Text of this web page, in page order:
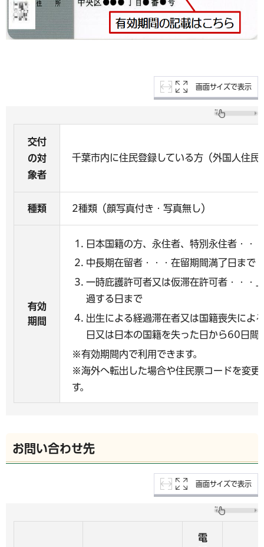
画面サイズで表示
交付
の対
象者
千葉市内に住民登録している方（外国人住民
種類 2種類（顔写真付き・写真無し）
有効
期間
日本国籍の方、永住者、特別永住者・・
中長期在留者・・・在留期間満了日まで
一時庇護許可者又は仮滞在許可者・・・
過する日まで
出生による経過滞在者又は国籍喪失によ
日又は日本の国籍を失った日から60日間
※有効期間内で利用できます。
※海外へ転出した場合や住民票コードを変更
す。
お問い合わせ先
画面サイズで表示
電